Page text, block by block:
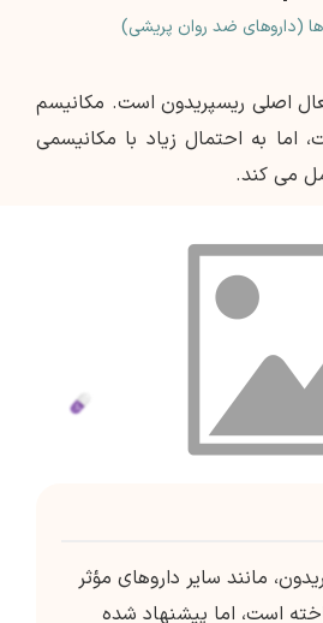
(داروهای ضد روان پریشی)
اصلی ریسپریدون است. مکانیسم
اما به احتمال زیاد با مکانیسمی
می کند.
مانند سایر داروهای مؤثر
است، اما پیشنهاد شده